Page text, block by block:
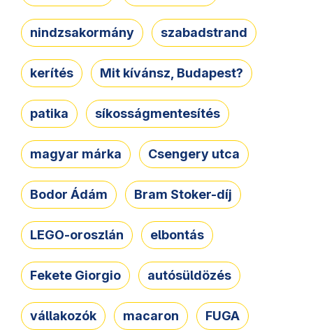
nindzsakormány szabadstrand
kerítés Mit kívánsz, Budapest?
patika síkosságmentesítés
magyar márka Csengery utca
Bodor Ádám Bram Stoker-díj
LEGO-oroszlán elbontás
Fekete Giorgio autósüldözés
vállakozók macaron FUGA